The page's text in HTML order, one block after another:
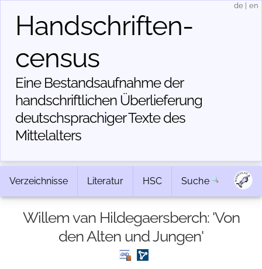
Handschriften­
census
Eine Bestandsaufnahme der
handschriftlichen Über­lieferung
deutschsprachiger Texte des
Mittelalters
de en
Verzeichnisse Literatur HSC Suche
Willem van Hildegaersberch: 'Von
den Alten und Jungen'